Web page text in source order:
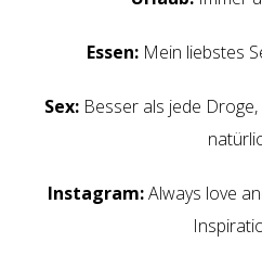
Essen: Mein liebstes
Sex:Besser als jede
Instagram:Always love